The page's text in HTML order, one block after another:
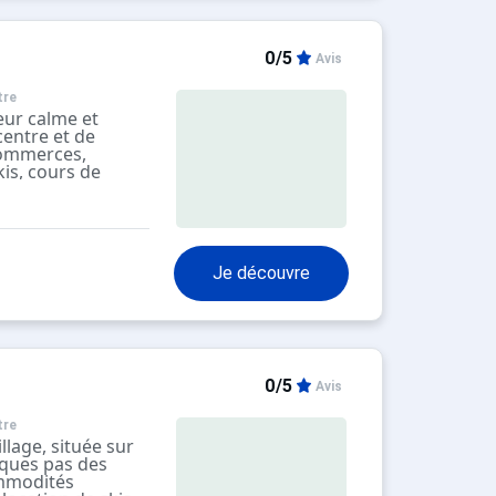
0/5 Avis
calme et
et de
cours de
Je découvre
0/5 Avis
située sur
pas des